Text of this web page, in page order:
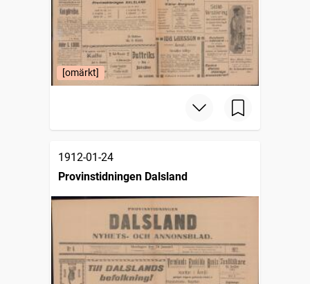
[omärkt]
1912-01-24
Provinstidningen Dalsland